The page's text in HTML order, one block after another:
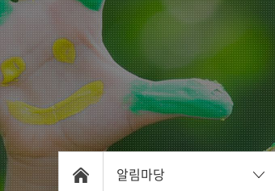
싱글벙글교육센터
미디어센터관악
관천로 문화플랫폼
S1472
관악청년청
공간대관
예술
문화
청년
후
알림마당